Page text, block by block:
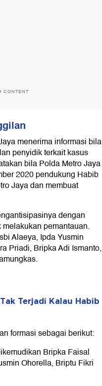
CONTENT
menerima informasi bila
penyidik terkait kasus
bila Polda Metro Jaya
2020 pendukung Habib
Jaya dan membuat
dengan
pemantauan.
Alaeya, Ipda Yusmin
Priadi, Bripka Adi Ismanto,
Terjadi Kalau Habib
formasi sebagai berikut:
Bripka Faisal
Ohorella, Briptu Fikri